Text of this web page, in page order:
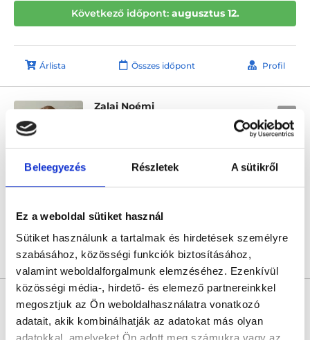
Beleegyezés Részletek A sütikről
Ez a weboldal sütiket használ
Sütiket használunk a tartalmak és hirdetések személyre
szabásához, közösségi funkciók biztosításához,
valamint weboldalforgalmunk elemzéséhez. Ezenkívül
közösségi média-, hirdető- és elemező partnereinkkel
megosztjuk az Ön weboldalhasználatra vonatkozó
adatait, akik kombinálhatják az adatokat más olyan
Következő időpont: augusztus 12.
Árlista Összes időpont Profil
Zalai Noémi
Emineo Magánkórház
Budapest, I. kerület, Hegyalja út 7-13.
Árlista Összes időpont
Hollósi Edit
0.0